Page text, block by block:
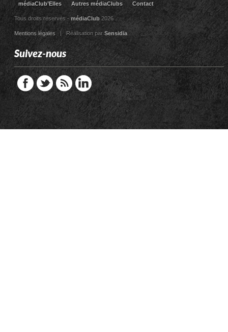
médiaClub’Elles
Autres médiaClubs Contact
Tous droits réservés - médiaClub2026
Mentions légales| Réalisation par Sensidia
Suivez-nous